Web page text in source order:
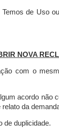
de Uso
NOVA
com o
acordo
da
de duplicidade.